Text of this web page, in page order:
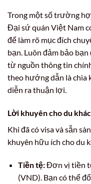
Trong một số trường
Đại sứ quán Việt Nam
để làm rõ mục đích
bạn. Luôn đảm bảo bạn
từ nguồn thông tin
theo hướng dẫn là chìa
diễn ra thuận lợi.
Lời khuyên cho du
Khi đã có visa và sẵn
khuyên hữu ích cho du
Tiền tệ:Đơn vị tiền
(VND). Bạn có thể